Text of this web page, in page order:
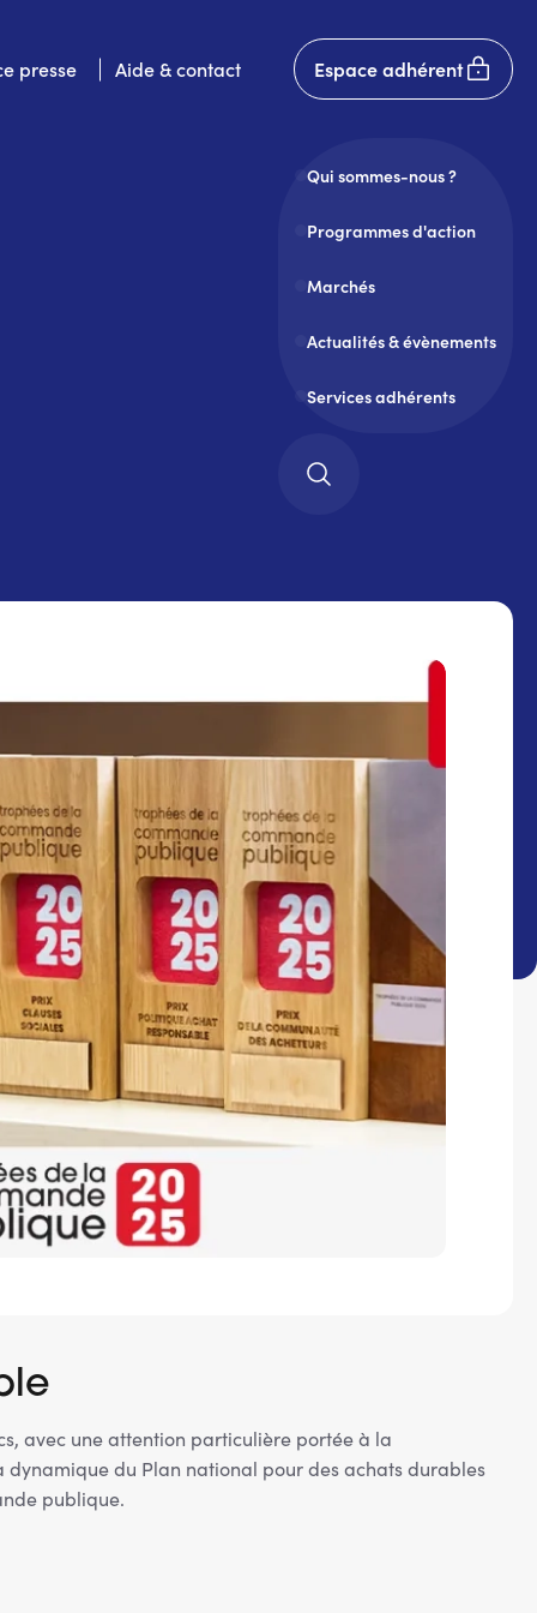
presse Aide & contact
User
account
Espace adhérent
Qui sommes-nous ?
Programmes d'action
Marchés
Actualités & évènements
Services adhérents
avec une attention particulière portée à la
dynamique du Plan national pour des achats durables
publique.